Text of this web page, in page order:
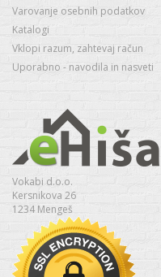
Varovanje osebnih podatkov
Katalogi
Vklopi razum, zahtevaj račun
Uporabno - navodila in nasveti
Vokabi d.o.o.
Kersnikova 26
1234 Mengeš